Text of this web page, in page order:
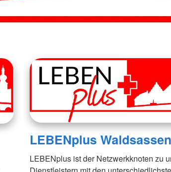
LEBENplus Waldsassen
LEBENplus ist der Netzwerkknoten zu